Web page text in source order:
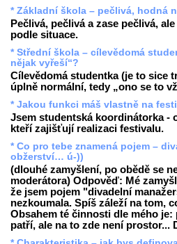
* Základní škola – pečlivá, hodná
Pečlivá, pečlivá a zase pečlivá,
podle situace.
* Střední škola – cílevědomá
nějak vyřeší“?
Cílevědomá studentka (je to sice
úplně normální, tedy „ono se to
* Jakou funkci máš vlastně na
Jsem studentská koordinátorka -
kteří zajišťují realizaci festivalu.
* Co pro tebe znamená pojem –
obžerství… ú-))
(dlouhé zamyšlení, po obědě se
moderátora) Odpověď: Mé
že jsem pojem "divadelní
nezkoumala. Spíš záleží na tom,
Obsahem té činnosti dle mého
patří, ale na to zde není prostor...